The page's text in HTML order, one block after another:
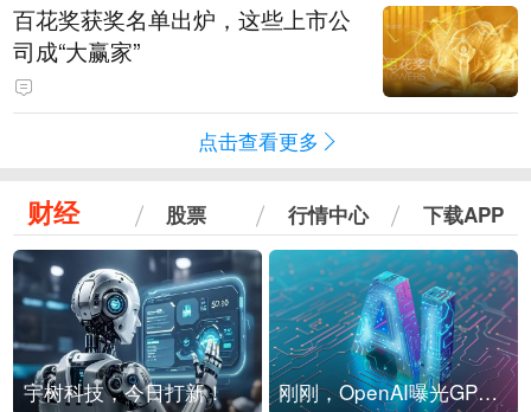
百花奖获奖名单出炉，这些上市公
司成“大赢家”
点击查看更多
财经 股票 行情中心 下载APP
宇树科技，今日打新！ 刚刚，OpenAI曝光GPT-6！传10万亿参数，8月强行发布